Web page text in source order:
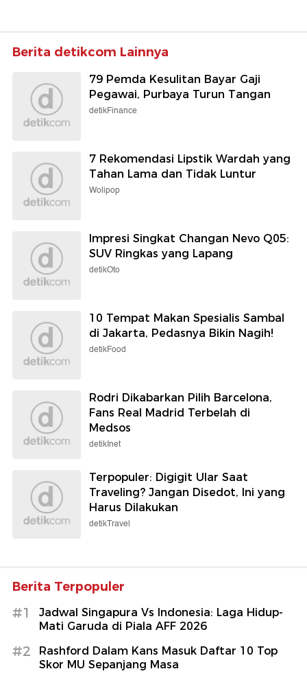
Berita detikcom Lainnya
79 Pemda Kesulitan Bayar Gaji
Pegawai, Purbaya Turun Tangan
detikFinance
7 Rekomendasi Lipstik Wardah yang
Tahan Lama dan Tidak Luntur
Wolipop
Impresi Singkat Changan Nevo Q05:
SUV Ringkas yang Lapang
detikOto
10 Tempat Makan Spesialis Sambal
di Jakarta, Pedasnya Bikin Nagih!
detikFood
Rodri Dikabarkan Pilih Barcelona,
Fans Real Madrid Terbelah di
Medsos
detikInet
Terpopuler: Digigit Ular Saat
Traveling? Jangan Disedot, Ini yang
Harus Dilakukan
detikTravel
Berita Terpopuler
#1
Jadwal Singapura Vs Indonesia: Laga Hidup-
Mati Garuda di Piala AFF 2026
#2
Rashford Dalam Kans Masuk Daftar 10 Top
Skor MU Sepanjang Masa